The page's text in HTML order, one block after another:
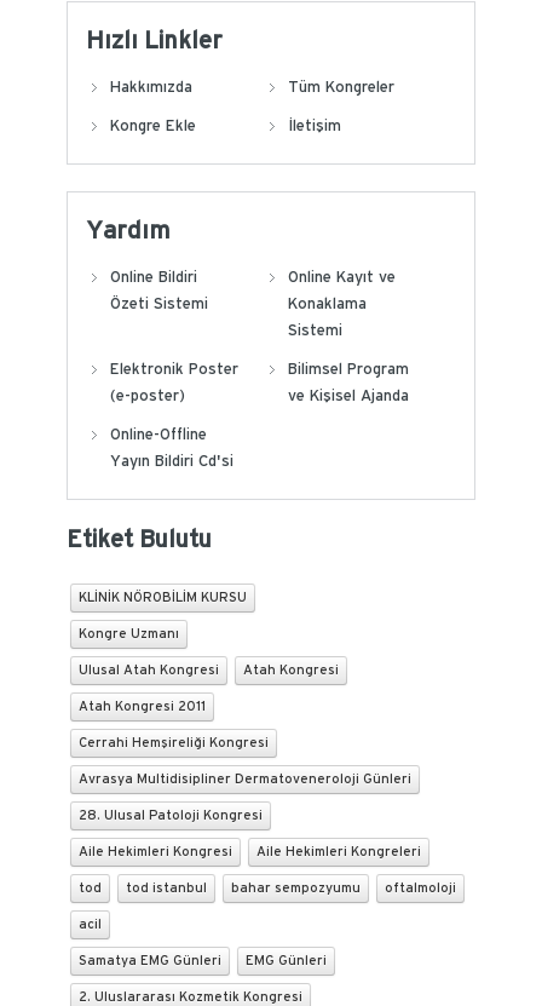
Hızlı Linkler
Hakkımızda Tüm Kongreler
Kongre Ekle İletişim
Yardım
Online Bildiri
Özeti Sistemi
Online Kayıt ve
Konaklama
Sistemi
Elektronik Poster
(e-poster)
Bilimsel Program
ve Kişisel Ajanda
Online-Offline
Yayın Bildiri Cd'si
Etiket Bulutu
KLİNİK NÖROBİLİM KURSU
Kongre Uzmanı
Ulusal Atah Kongresi Atah Kongresi
Atah Kongresi 2011
Cerrahi Hemşireliği Kongresi
Avrasya Multidisipliner Dermatoveneroloji Günleri
28. Ulusal Patoloji Kongresi
Aile Hekimleri Kongresi Aile Hekimleri Kongreleri
tod tod istanbul bahar sempozyumu oftalmoloji
acil
Samatya EMG Günleri EMG Günleri
2. Uluslararası Kozmetik Kongresi